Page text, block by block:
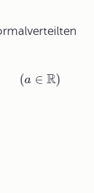
(a ∈ R)